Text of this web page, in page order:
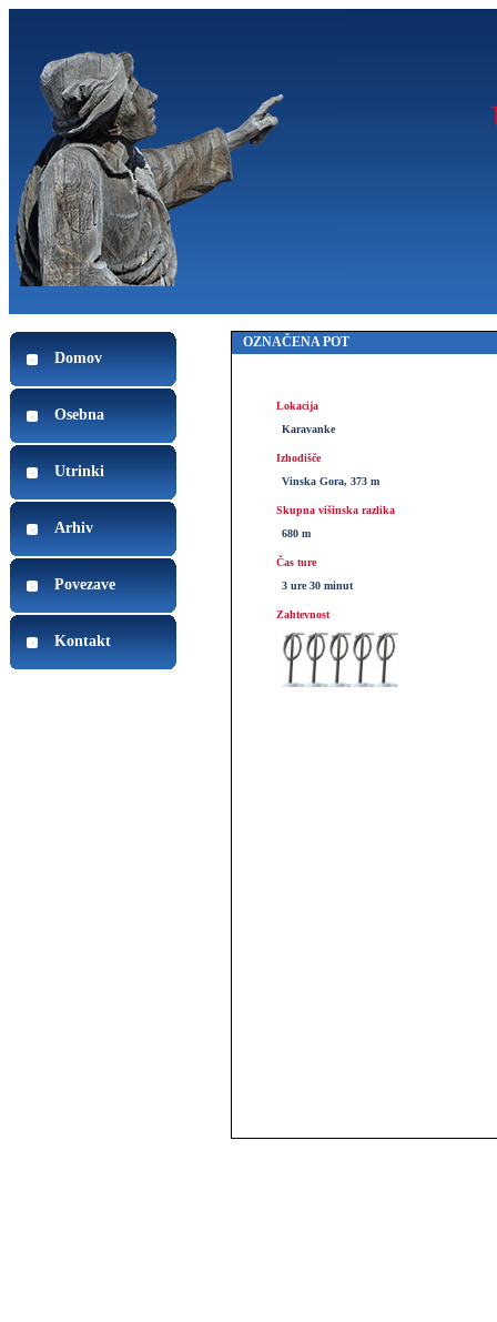
Domov
Osebna
Utrinki
Arhiv
Povezave
Kontakt
OZNAČENA POT
Lokacija
Karavanke
Izhodišče
Vinska Gora, 373 m
Skupna višinska razlika
680 m
Čas ture
3 ure 30 minut
Zahtevnost